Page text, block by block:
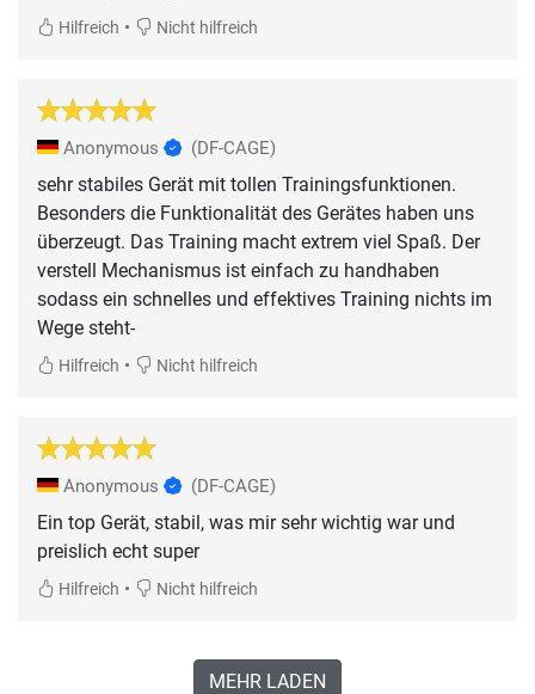
Hilfreich • Nicht hilfreich
Anonymous (DF-CAGE)
sehr stabiles Gerät mit tollen Trainingsfunktionen.
Besonders die Funktionalität des Gerätes haben uns
überzeugt. Das Training macht extrem viel Spaß. Der
verstell Mechanismus ist einfach zu handhaben
sodass ein schnelles und effektives Training nichts im
Wege steht-
Hilfreich • Nicht hilfreich
Anonymous (DF-CAGE)
Ein top Gerät, stabil, was mir sehr wichtig war und
preislich echt super
Hilfreich • Nicht hilfreich
MEHR LADEN